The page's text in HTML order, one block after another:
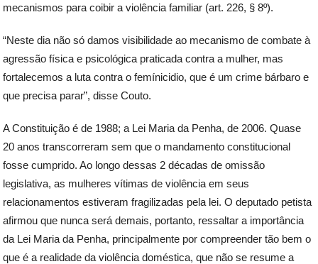
mecanismos para coibir a violência familiar (art. 226, § 8º).
“Neste dia não só damos visibilidade ao mecanismo de combate à
agressão física e psicológica praticada contra a mulher, mas
fortalecemos a luta contra o femínicidio, que é um crime bárbaro e
que precisa parar”, disse Couto.
A Constituição é de 1988; a Lei Maria da Penha, de 2006. Quase
20 anos transcorreram sem que o mandamento constitucional
fosse cumprido. Ao longo dessas 2 décadas de omissão
legislativa, as mulheres vítimas de violência em seus
relacionamentos estiveram fragilizadas pela lei. O deputado petista
afirmou que nunca será demais, portanto, ressaltar a importância
da Lei Maria da Penha, principalmente por compreender tão bem o
que é a realidade da violência doméstica, que não se resume a